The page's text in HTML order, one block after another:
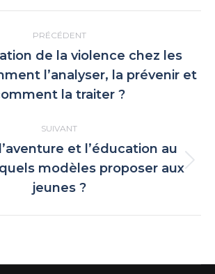
PRÉCÉDENT
Article
précédent
de la violence chez les
l’analyser, la prévenir et
la traiter ?
SUIVANT
Article
suivant
et l’éducation au
modèles proposer aux
jeunes ?